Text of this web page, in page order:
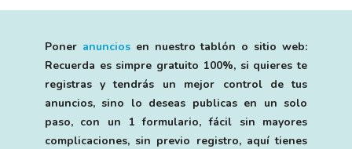
Poner anunciosen nuestro tablón o sitio web:
Recuerda es simpre gratuito 100%, si quieres te
registras y tendrás un mejor control de tus
anuncios, sino lo deseas publicas en un solo
paso, con un 1 formulario, fácil sin mayores
complicaciones, sin previo registro, aquí tienes